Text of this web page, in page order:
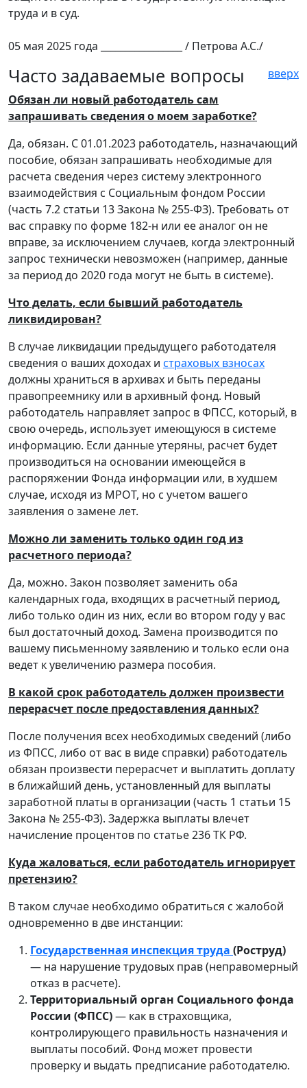
труда и в суд.
05 мая 2025 года _________________ / Петрова А.С./
вверх
Часто задаваемые вопросы
Обязан ли новый работодатель сам
запрашивать сведения о моем заработке?
Да, обязан. С 01.01.2023 работодатель, назначающий
пособие, обязан запрашивать необходимые для
расчета сведения через систему электронного
взаимодействия с Социальным фондом России
(часть 7.2 статьи 13 Закона № 255-ФЗ). Требовать от
вас справку по форме 182-н или ее аналог он не
вправе, за исключением случаев, когда электронный
запрос технически невозможен (например, данные
за период до 2020 года могут не быть в системе).
Что делать, если бывший работодатель
ликвидирован?
В случае ликвидации предыдущего работодателя
сведения о ваших доходах и страховых взносах
должны храниться в архивах и быть переданы
правопреемнику или в архивный фонд. Новый
работодатель направляет запрос в ФПСС, который, в
свою очередь, использует имеющуюся в системе
информацию. Если данные утеряны, расчет будет
производиться на основании имеющейся в
распоряжении Фонда информации или, в худшем
случае, исходя из МРОТ, но с учетом вашего
заявления о замене лет.
Можно ли заменить только один год из
расчетного периода?
Да, можно. Закон позволяет заменить оба
календарных года, входящих в расчетный период,
либо только один из них, если во втором году у вас
был достаточный доход. Замена производится по
вашему письменному заявлению и только если она
ведет к увеличению размера пособия.
В какой срок работодатель должен произвести
перерасчет после предоставления данных?
После получения всех необходимых сведений (либо
из ФПСС, либо от вас в виде справки) работодатель
обязан произвести перерасчет и выплатить доплату
в ближайший день, установленный для выплаты
заработной платы в организации (часть 1 статьи 15
Закона № 255-ФЗ). Задержка выплаты влечет
начисление процентов по статье 236 ТК РФ.
Куда жаловаться, если работодатель игнорирует
претензию?
В таком случае необходимо обратиться с жалобой
одновременно в две инстанции:
Государственная инспекция труда (Роструд)
— на нарушение трудовых прав (неправомерный
отказ в расчете).
Территориальный орган Социального фонда
России (ФПСС)— как в страховщика,
контролирующего правильность назначения и
выплаты пособий. Фонд может провести
проверку и выдать предписание работодателю.